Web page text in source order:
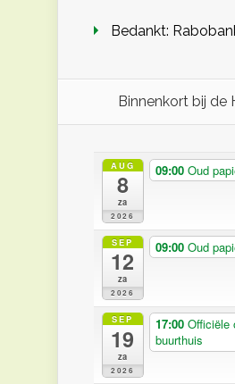
Bedankt:
Binnenkort bij de
AUG
8
za
2026
09:00 Oud
SEP
12
za
2026
09:00 Oud
SEP
19
za
2026
17:00 Officiële
buurthuis